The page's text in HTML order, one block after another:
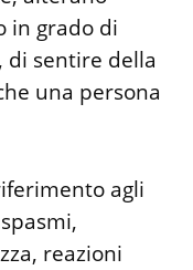
in grado di
di sentire della
una persona
agli
reazioni